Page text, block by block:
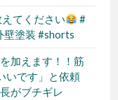
てください
#
壁塗装 #shorts
加えます！！筋
いです」と依頼
がブチギレ